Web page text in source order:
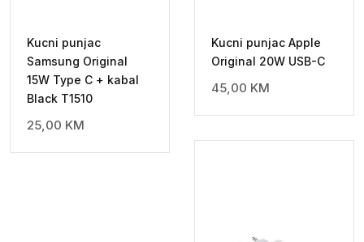
Kucni punjac
Samsung Original
15W Type C + kabal
Black T1510
25,00 KM
Kucni punjac Apple
Original 20W USB-C
45,00 KM